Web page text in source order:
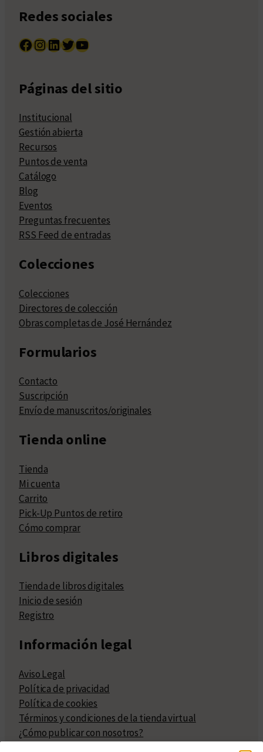
Redes sociales
Facebook InstagramLinkedIn Twitter YouTube
Páginas del sitio
Institucional
Gestión abierta
Recursos
Puntos de venta
Catálogo
Blog
Eventos
Preguntas frecuentes
RSS Feed de entradas
Colecciones
Colecciones
Directores de colección
Obras completas de José Hernández
Formularios
Contacto
Suscripción
Envío de manuscritos/originales
Tienda online
Tienda
Mi cuenta
Carrito
Pick-Up Puntos de retiro
Cómo comprar
Libros digitales
Tienda de libros digitales
Inicio de sesión
Registro
Información legal
Aviso Legal
Política de privacidad
Política de cookies
Términos y condiciones de la tienda virtual
¿Cómo publicar con nosotros?